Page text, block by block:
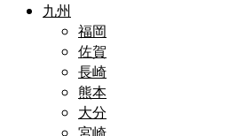
九州
福岡
佐賀
長崎
熊本
大分